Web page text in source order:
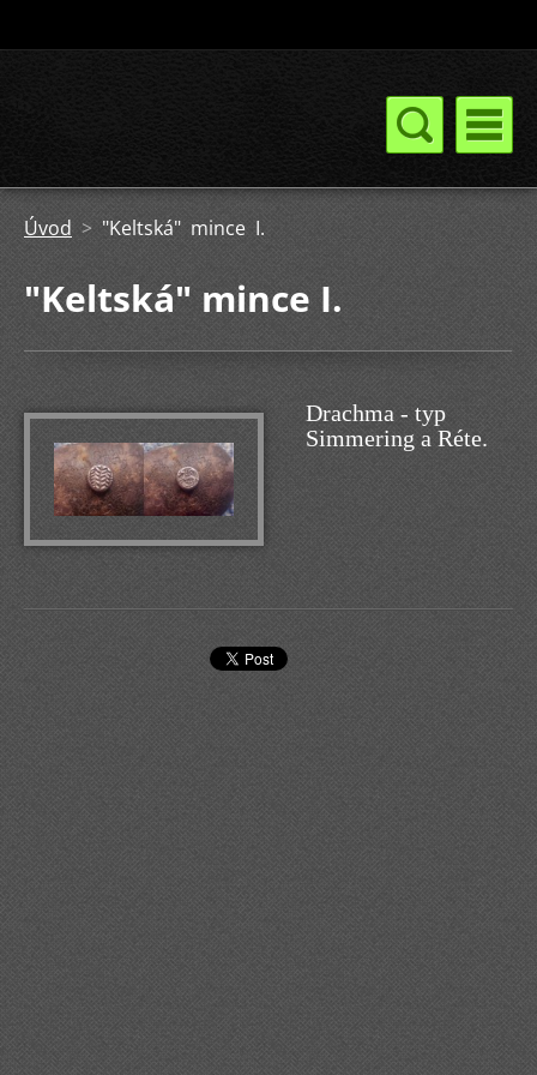
Úvod > "Keltská" mince I.
"Keltská" mince I.
Drachma - typ
Simmering a Réte.